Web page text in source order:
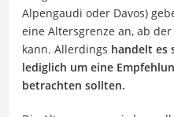
Alpengaudi oder Davos)
eine Altersgrenze an, ab
kann. Allerdings handelt es
lediglich um eine
betrachten sollten.